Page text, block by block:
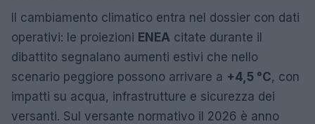
Il cambiamento climatico entra nel dossier con dati
operativi: le proiezioni ENEA citate durante il
dibattito segnalano aumenti estivi che nello
scenario peggiore possono arrivare a +4,5 °C, con
impatti su acqua, infrastrutture e sicurezza dei
versanti. Sul versante normativo il 2026 è anno